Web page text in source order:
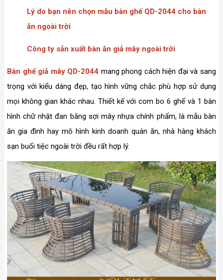
Lý do bạn nên chọn mẫu bàn ghế QD-2044 cho bàn
ăn ngoài trời
Công ty sản xuất bàn ăn giả mây ngoài trời
Bàn ghế giả mây QD-2044 mang phong cách hiện đại và sang
trọng với kiểu dáng đẹp, tạo hình vững chắc phù hợp sử dụng
mọi không gian khác nhau. Thiết kế với com bo 6 ghế và 1 bàn
hình chữ nhật đan bằng sợi mây nhựa chính phẩm, là mẫu bàn
ăn gia đình hay mô hình kinh doanh quán ăn, nhà hàng khách
sạn buổi tiệc ngoài trời đều rất hợp lý.